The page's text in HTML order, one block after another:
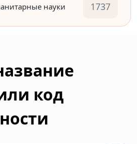
науки 1737
код